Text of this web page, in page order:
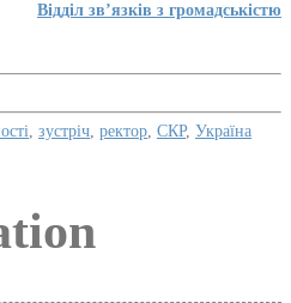
Відділ зв’язків з громадськістю
, зустріч, ректор, СКР, Україна